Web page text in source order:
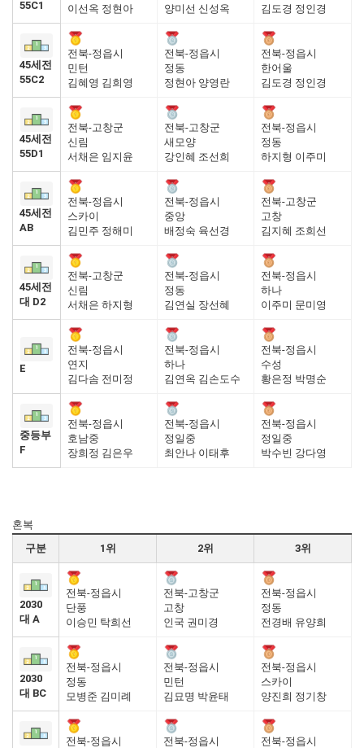
55C1 이선옥 정현아 양미선 신성옥 김도경 정인경
45세전
55C2
전북-정읍시
민턴
김혜영 김희영
전북-정읍시
정동
정현아 양영란
전북-정읍시
한어울
김도경 정인경
45세전
55D1
전북-고창군
신림
서채은 임지윤
전북-고창군
새모양
강인혜 조선희
전북-정읍시
정동
하지형 이주미
45세전
AB
전북-정읍시
스카이
김민주 정해미
전북-정읍시
중앙
배정숙 육선경
전북-고창군
고창
김지혜 조희선
45세전
대 D2
전북-고창군
신림
서채은 하지형
전북-정읍시
정동
김연실 장선혜
전북-정읍시
하나
이주미 문미영
E
전북-정읍시
연지
김다솜 전미정
전북-정읍시
하나
김연옥 김손도수
전북-정읍시
수성
황은정 박명순
중등부
F
전북-정읍시
호남중
장희정 김은우
전북-정읍시
정일중
최안나 이태후
전북-정읍시
정일중
박수빈 강다영
혼복
구분
1위 2위 3위
2030
대 A
전북-정읍시
단풍
이승민 탁희선
전북-고창군
고창
인국 권미경
전북-정읍시
정동
전경배 유양희
2030
대 BC
전북-정읍시
정동
모병준 김미례
전북-정읍시
민턴
김묘명 박윤태
전북-정읍시
스카이
양진희 정기창
전북-정읍시
전북-정읍시
전북-정읍시